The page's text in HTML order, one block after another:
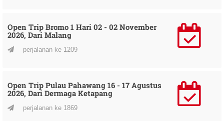
Open Trip Bromo 1 Hari 02 - 02 November
2026, Dari Malang
perjalanan ke 1209
Open Trip Pulau Pahawang 16 - 17 Agustus
2026, Dari Dermaga Ketapang
perjalanan ke 1869